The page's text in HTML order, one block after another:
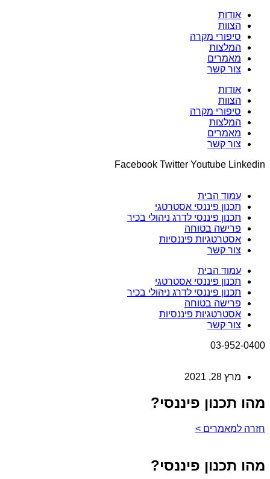
אודות
הצוות
סיפורי מקרה
המלצות
מאמרים
צור קשר
אודות
הצוות
סיפורי מקרה
המלצות
מאמרים
צור קשר
Facebook Twitter Youtube Linkedin
עמוד הבית
תכנון פיננסי אסטרטגי
תכנון פיננסי לדרג ניהולי בכיר
פרישה בטוחה
אסטרטגיות פיננסיות
צור קשר
עמוד הבית
תכנון פיננסי אסטרטגי
תכנון פיננסי לדרג ניהולי בכיר
פרישה בטוחה
אסטרטגיות פיננסיות
צור קשר
03-952-0400
מרץ 28, 2021
מהו תכנון פיננסי?
חזרה למאמרים >
מהו תכנון פיננסי?